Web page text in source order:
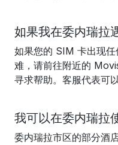
如果我在委内瑞拉
如果您的 SIM 卡出现
难，请前往附近的
寻求帮助。客服代表可
我可以在委内瑞拉
委内瑞拉市区的部分酒